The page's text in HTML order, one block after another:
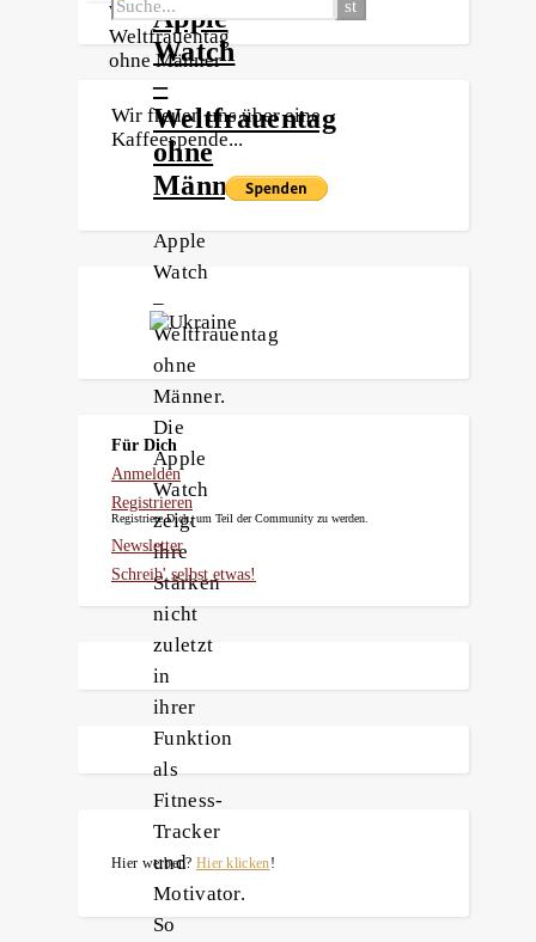
Apple
Watch
–
Weltfrauentag
ohne
Männer
Apple
Watch
–
Weltfrauentag
ohne
Männer.
Die
Apple
Watch
zeigt
ihre
Stärken
nicht
zuletzt
in
ihrer
Funktion
als
Fitness-
Tracker
und
Motivator.
So
Wir freuen uns über eine
Kaffeespende...
Für Dich
Anmelden
Registrieren
Registriere Dich, um Teil der Community zu werden.
Newsletter
Schreib' selbst etwas!
Hier werben? Hier klicken!